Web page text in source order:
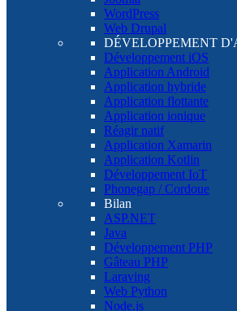
WordPress
Web Drupal
DÉVELOPPEMENT
Développement iOS
Application Android
Application hybride
Application flottante
Application ionique
Réagir natif
Application Xamarin
Application Kotlin
Développement IoT
Phonegap / Cordoue
Bilan
ASP.NET
Java
Développement PHP
Gâteau PHP
Laraving
Web Python
Node.js